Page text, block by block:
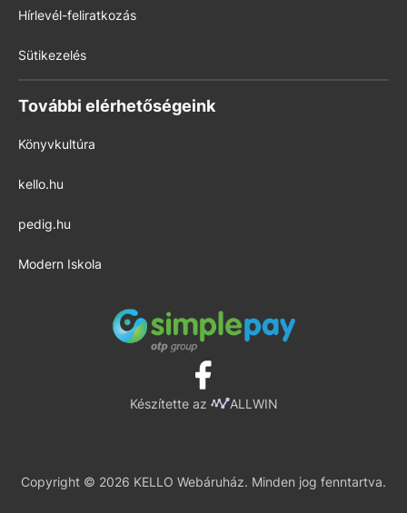
Hírlevél-feliratkozás
Sütikezelés
További elérhetőségeink
Könyvkultúra
kello.hu
pedig.hu
Modern Iskola
Készítette az ALLWIN
Copyright © 2026 KELLO Webáruház. Minden jog fenntartva.